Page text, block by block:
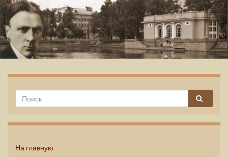
На главную